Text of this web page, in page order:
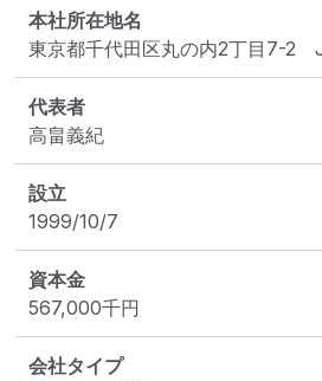
本社所在地名
東京都千代田区丸の内2丁目7-2
代表者
高畠義紀
設立
1999/10/7
資本金
567,000千円
会社タイプ